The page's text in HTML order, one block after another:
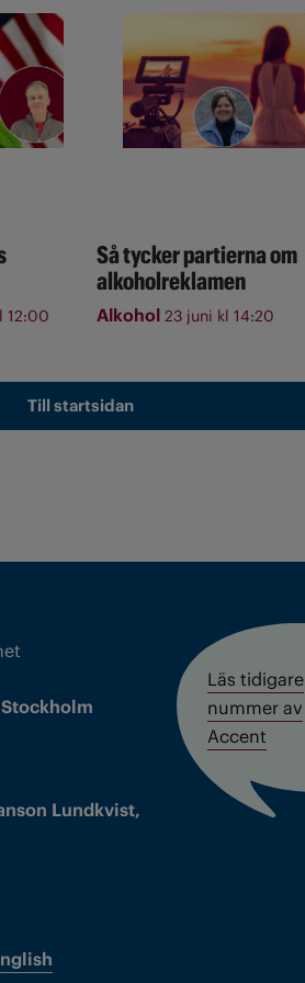
12:00
Så tycker partierna om
alkoholreklamen
Alkohol 23 juni kl 14:20
Till startsidan
Lundkvist,
Läs tidigare
nummer av
Accent